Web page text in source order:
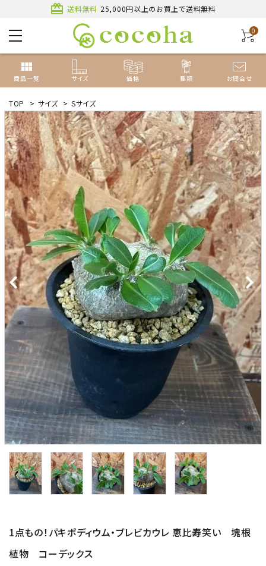
card_giftcard 送料無料 25,000円以上のお買上で送料無料
0
view_module
商品一覧 サイズ 価格 種類 お問合せ
ACCOUNT MENU
ようこそ ゲスト 様
ログイン 新規会員登録
種類から探す
サイズから探す
価格から探す
プライバシーポリシー
特定商取引法について
お問い合わせ
TOP > サイズ > Sサイズ
1点もの！パキポディウム・ブレビカウレ 恵比寿笑い 塊根
植物 コーデックス